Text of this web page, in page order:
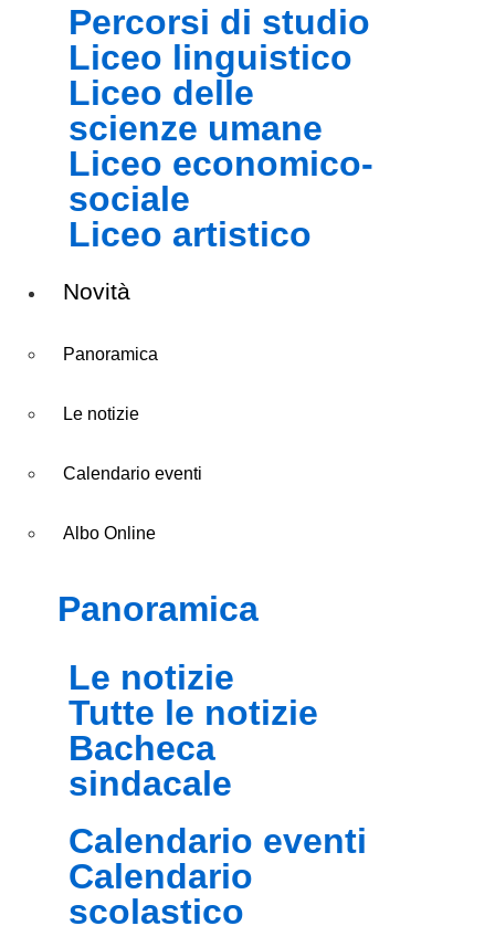
percorsi di studio
liceo linguistico
liceo delle
scienze umane
liceo economico-
sociale
liceo artistico
Novità
Panoramica
Le notizie
Calendario eventi
Albo Online
panoramica
le notizie
tutte le notizie
bacheca
sindacale
calendario eventi
calendario
scolastico